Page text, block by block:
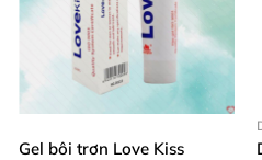
quá sớm. Điều này dẫn đến
trọn vẹn, gây bối rối cho cả
Miracle Man sẽ là giải pháp
xuất tinh sớm lấy lại tự tin
Gel bôi trơn Love Kiss